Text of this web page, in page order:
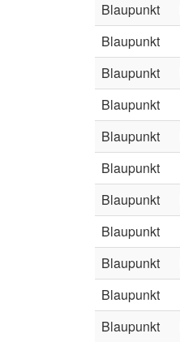
Blaupunkt
Blaupunkt
Blaupunkt
Blaupunkt
Blaupunkt
Blaupunkt
Blaupunkt
Blaupunkt
Blaupunkt
Blaupunkt
Blaupunkt